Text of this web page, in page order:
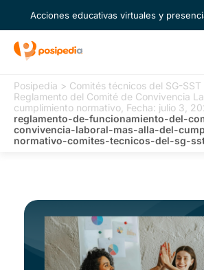
Acciones educativas virtuales y
Posipedia > Comités técnicos del SG-SST
Reglamento del Comité de Convivencia
cumplimiento normativo, Fecha: julio 3,
reglamento-de-funcionamiento-del-
convivencia-laboral-mas-alla-del-
normativo-comites-tecnicos-del-sg-